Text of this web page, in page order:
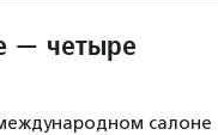
— четыре
салоне